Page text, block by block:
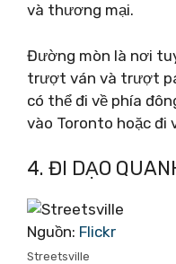
và thương mại.
Đường mòn là nơi
trượt ván và trượt
có thể đi về phía
vào Toronto hoặc đi
4. ĐI DẠO
Nguồn: Flickr
Streetsville